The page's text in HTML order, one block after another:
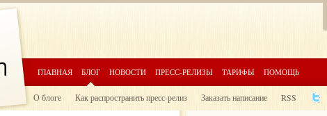
ГЛАВНАЯ БЛОГ НОВОСТИ ПРЕСС-РЕЛИЗЫ ТАРИФЫ ПОМОЩЬ
О блоге Как распространить пресс-релиз Заказать написание RSS